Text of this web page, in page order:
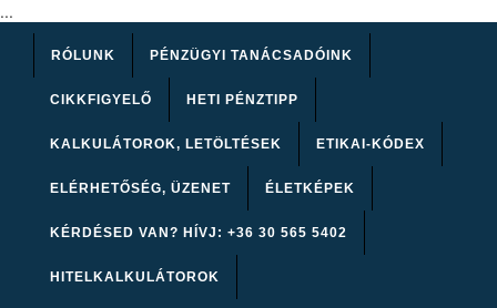
...
RÓLUNK PÉNZÜGYI TANÁCSADÓINK
CIKKFIGYELŐ HETI PÉNZTIPP
KALKULÁTOROK, LETÖLTÉSEK ETIKAI-KÓDEX
ELÉRHETŐSÉG, ÜZENET ÉLETKÉPEK
KÉRDÉSED VAN? HÍVJ: +36 30 565 5402
HITELKALKULÁTOROK